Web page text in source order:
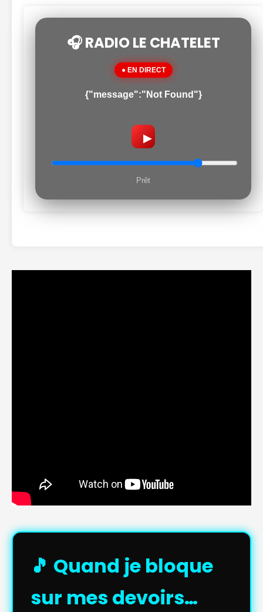
🎧 RADIO LE CHATELET
● EN DIRECT
{"message":"Not Found"}
▶
Prêt
🎵 Quand je bloque
sur mes devoirs…